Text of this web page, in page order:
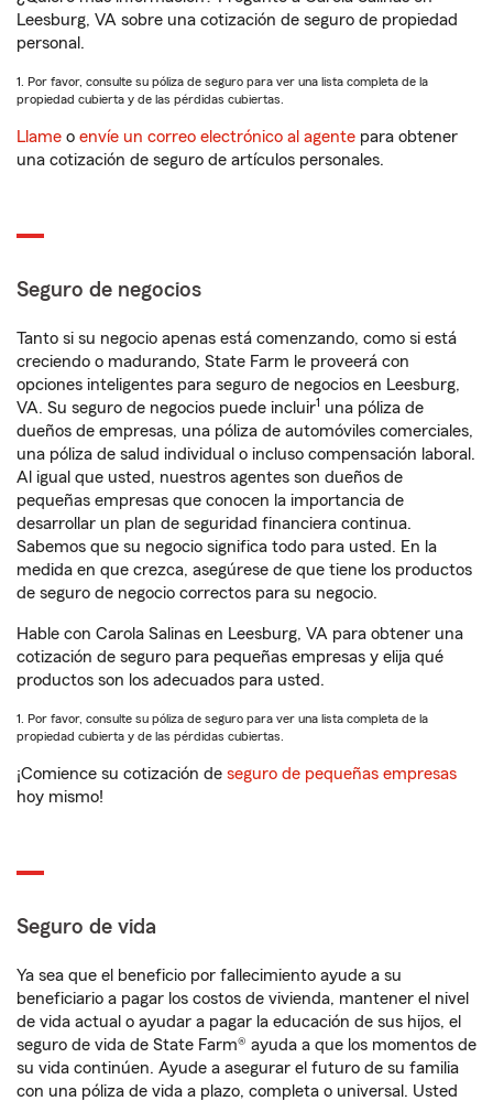
Leesburg, VA sobre una cotización de seguro de propiedad
personal.
1. Por favor, consulte su póliza de seguro para ver una lista completa de la
propiedad cubierta y de las pérdidas cubiertas.
Llame o envíe un correo electrónico al agente para obtener
una cotización de seguro de artículos personales.
Seguro de negocios
Tanto si su negocio apenas está comenzando, como si está
creciendo o madurando, State Farm le proveerá con
opciones inteligentes para seguro de negocios en Leesburg,
VA. Su seguro de negocios puede incluir1 una póliza de
dueños de empresas, una póliza de automóviles comerciales,
una póliza de salud individual o incluso compensación laboral.
Al igual que usted, nuestros agentes son dueños de
pequeñas empresas que conocen la importancia de
desarrollar un plan de seguridad financiera continua.
Sabemos que su negocio significa todo para usted. En la
medida en que crezca, asegúrese de que tiene los productos
de seguro de negocio correctos para su negocio.
Hable con Carola Salinas en Leesburg, VA para obtener una
cotización de seguro para pequeñas empresas y elija qué
productos son los adecuados para usted.
1. Por favor, consulte su póliza de seguro para ver una lista completa de la
propiedad cubierta y de las pérdidas cubiertas.
¡Comience su cotización de seguro de pequeñas empresas
hoy mismo!
Seguro de vida
Ya sea que el beneficio por fallecimiento ayude a su
beneficiario a pagar los costos de vivienda, mantener el nivel
de vida actual o ayudar a pagar la educación de sus hijos, el
seguro de vida de State Farm® ayuda a que los momentos de
su vida continúen. Ayude a asegurar el futuro de su familia
con una póliza de vida a plazo, completa o universal. Usted